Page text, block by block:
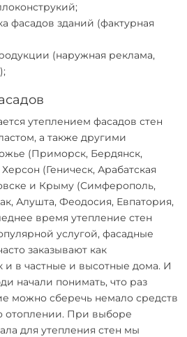
фасадов зданий (фактурная
(наружная реклама,
утеплением фасадов стен
, а также другими
(Приморск, Бердянск,
(Геническ, Арабатская
и Крыму (Симферополь,
Алушта, Феодосия, Евпатория,
время утепление стен
услугой, фасадные
заказывают как
и в частные и высотные дома. И
начали понимать, что раз
можно сберечь немало средств
отоплении. При выборе
для утепления стен мы